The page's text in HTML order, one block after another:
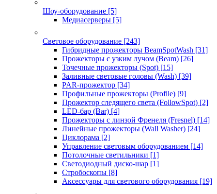
Шоу-оборудование [5]
Медиасерверы [5]
Световое оборудование [243]
Гибридные прожекторы BeamSpotWash [31]
Прожекторы с узким лучом (Beam) [26]
Точечные прожекторы (Spot) [15]
Заливные световые головы (Wash) [39]
PAR-прожектор [34]
Профильные прожекторы (Profile) [9]
Прожектор следящего света (FollowSpot) [2]
LED-бар (Bar) [4]
Прожекторы с линзой Френеля (Fresnel) [14]
Линейные прожекторы (Wall Washer) [24]
Циклорама [2]
Управление световым оборудованием [14]
Потолочные светильники [1]
Светодиодный диско-шар [1]
Стробоскопы [8]
Аксессуары для светового оборудования [19]